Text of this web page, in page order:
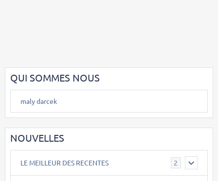
QUI SOMMES NOUS
maly darcek
NOUVELLES
LE MEILLEUR DES RECENTES 2